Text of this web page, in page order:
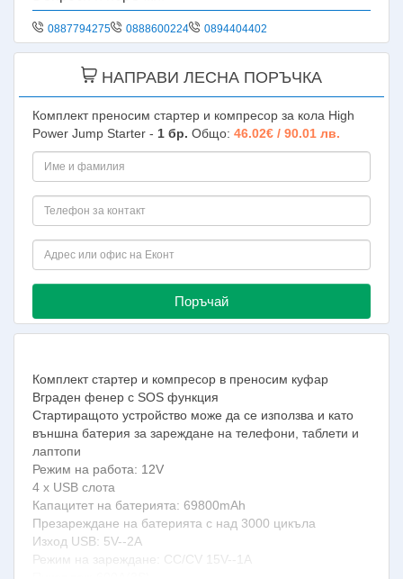
0887794275 0888600224 0894404402
НАПРАВИ ЛЕСНА ПОРЪЧКА
Комплект преносим стартер и компресор за кола High
Power Jump Starter - 1 бр. Общо: 46.02€ / 90.01 лв.
Поръчай
Комплект стартер и компресор в преносим куфар
Вграден фенер с SOS функция
Стартиращото устройство може да се използва и като
външна батерия за зареждане на телефони, таблети и
лаптопи
Режим на работа: 12V
4 х USB слота
Капацитет на батерията: 69800mAh
Презареждане на батерията с над 3000 цикъла
Изход USB: 5V--2A
Режим на зареждане: CC/CV 15V--1A